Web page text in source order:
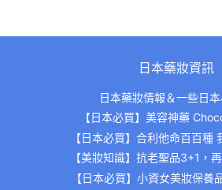
日本藥妝資訊
日本藥妝情報＆一些日
【日本必買】美容神藥
【日本必買】合利他命百百種
【美妝知識】抗老聖品3+1，
【日本必買】小資女美妝保養